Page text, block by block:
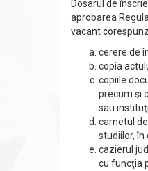
Dosarul de
aprobarea
vacant
cerere de
copia
copiile
precum şi
sau
carnetul
studiilor,
cazierul
cu funcţia